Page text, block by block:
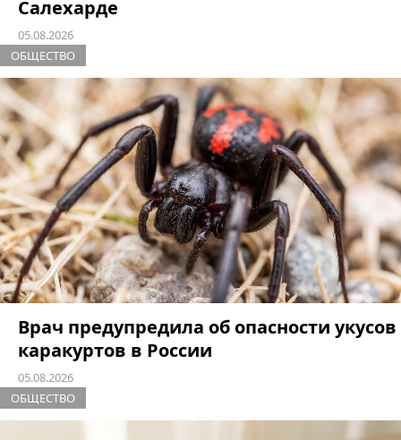
Салехарде
05.08.2026
ОБЩЕСТВО
Врач предупредила об опасности укусов
каракуртов в России
05.08.2026
ОБЩЕСТВО